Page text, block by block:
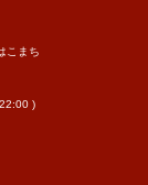
こまち
)